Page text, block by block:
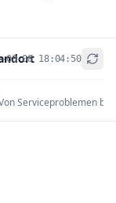
08-08 18:04:50
Serviceproblemen
+